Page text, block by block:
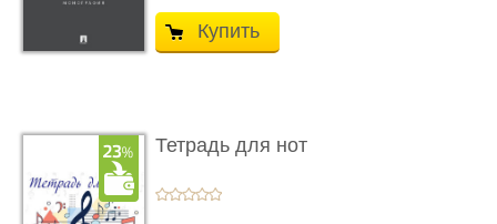
Купить
Тетрадь для нот